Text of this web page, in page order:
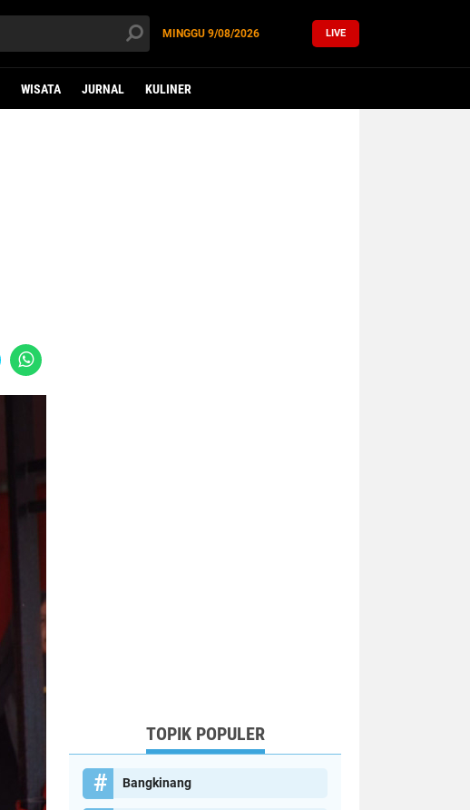
MINGGU 9/08/2026 LIVE
WISATA JURNAL KULINER
TOPIK POPULER
Bangkinang